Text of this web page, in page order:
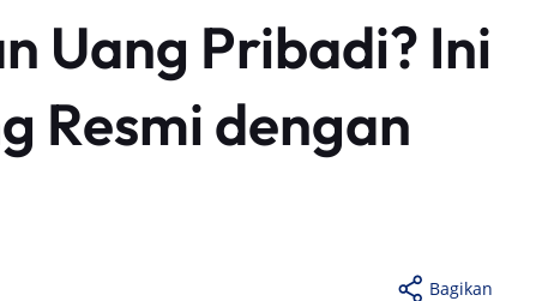
Uang Pribadi? Ini
Resmi dengan
Bagikan